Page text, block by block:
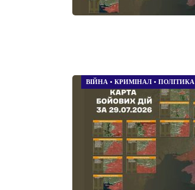
ВІЙНА • КРИМІНАЛ • ПОЛІТИКА